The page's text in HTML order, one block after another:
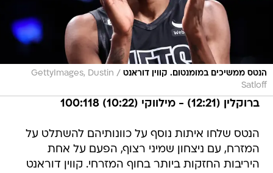
הנטס ממשיכים במומנטום. קווין דוראנט /
GettyImages, Dustin
Satloff
ברוקלין (12:21) - מילווקי (10:22) 100:118
הנטס שלחו איתות נוסף על כוונותיהם להשתלט על
המזרח, עם ניצחון שמיני רצוף, הפעם על אחת
היריבות החזקות ביותר בחוף המזרחי. קווין דוראנט